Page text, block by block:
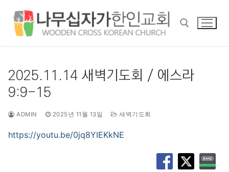
2025.11.14 새벽기도회 / 에스라
9:9-15
ADMIN 2025년 11월 13일 새벽기도회
https://youtu.be/0jq8YIEKkNE